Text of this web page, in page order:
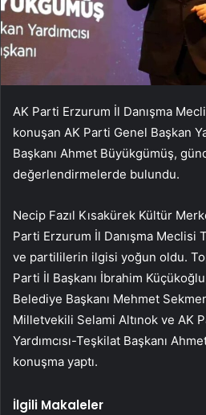
AK Parti Erzurum İl Danışma
konuşan AK Parti Genel Başkan
Başkanı Ahmet Büyükgümüş,
değerlendirmelerde bulundu.
Necip Fazıl Kısakürek Kültür
Parti Erzurum İl Danışma Meclisi
ve partililerin ilgisi yoğun oldu.
Parti İl Başkanı İbrahim
Belediye Başkanı Mehmet
Milletvekili Selami Altınok ve AK
Yardımcısı-Teşkilat Başkanı
konuşma yaptı.
İlgili Makaleler